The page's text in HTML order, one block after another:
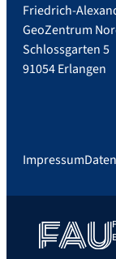
Friedrich-
GeoZentrum
Schlossgarten 5
91054 Erlangen
Impressum